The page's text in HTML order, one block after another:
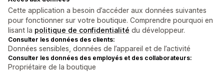
Cette application a besoin d’accéder aux données suivantes
pour fonctionner sur votre boutique. Comprendre pourquoi en
lisant la politique de confidentialité du développeur.
Consulter les données des clients:
Données sensibles, données de l’appareil et de l’activité
Consulter les données des employés et des collaborateurs:
Propriétaire de la boutique